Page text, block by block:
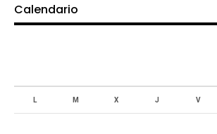
Calendario
L M X J V